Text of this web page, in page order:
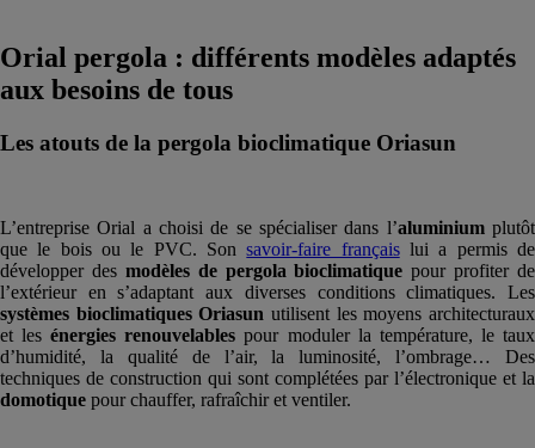
Orial pergola : différents modèles adaptés
aux besoins de tous
Les atouts de la pergola bioclimatique Oriasun
L’entreprise Orial a choisi de se spécialiser dans l’aluminiumplutôt
que le bois ou le PVC. Sonsavoir-faire françaislui a permis de
développer des modèles de pergola bioclimatique pour profiter de
l’extérieur en s’adaptant aux diverses conditions climatiques. Les
systèmes bioclimatiques Oriasun utilisent les moyens architecturaux
et lesénergies renouvelables pour moduler la température, le taux
d’humidité, la qualité de l’air, la luminosité, l’ombrage… Des
techniques de construction qui sont complétées par l’électronique et la
domotique pour chauffer, rafraîchir et ventiler.